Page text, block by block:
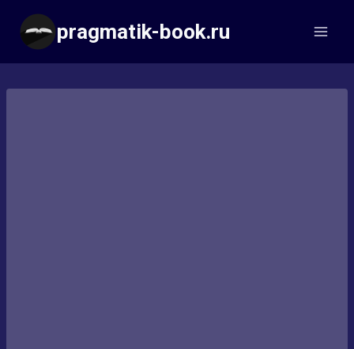
Перейти
содержимому
pragmatik-book.ru